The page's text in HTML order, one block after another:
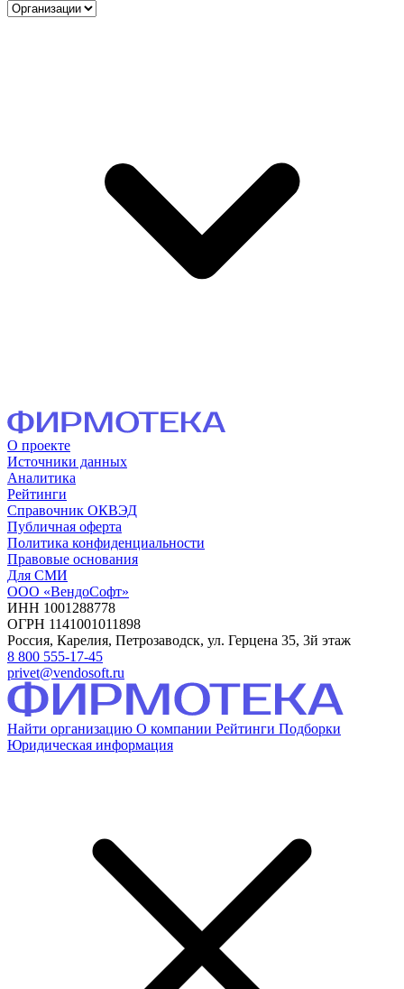
О проекте
Источники данных
Аналитика
Рейтинги
Справочник ОКВЭД
Публичная оферта
Политика конфиденциальности
Правовые основания
Для СМИ
ООО «ВендоСофт»
ИНН 1001288778
ОГРН 1141001011898
Россия, Карелия, Петрозаводск, ул. Герцена 35, 3й этаж
8 800 555-17-45
privet@vendosoft.ru
Найти организацию О компании Рейтинги Подборки
Юридическая информация